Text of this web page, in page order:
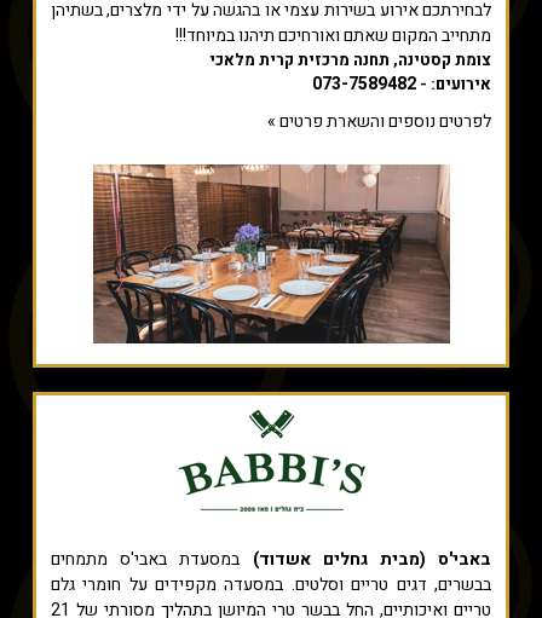
לבחירתכם אירוע בשירות עצמי או בהגשה על ידי מלצרים, בשתיהן
מתחייב המקום שאתם ואורחיכם תיהנו במיוחד!!!
צומת קסטינה, תחנה מרכזית קרית מלאכי
אירועים: - 073-7589482
לפרטים נוספים והשארת פרטים »
באבי'ס (מבית גחלים אשדוד) במסעדת באבי'ס מתמחים
בבשרים, דגים טריים וסלטים. במסעדה מקפידים על חומרי גלם
טריים ואיכותיים, החל בבשר טרי המיושן בתהליך מסורתי של 21